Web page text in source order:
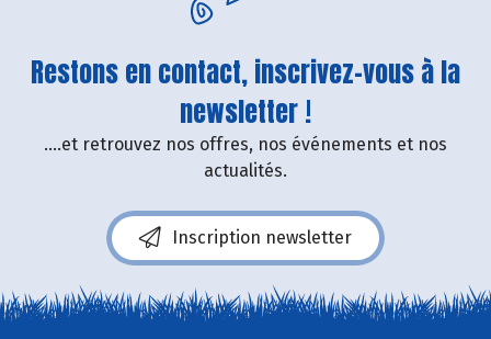
Restons en contact, inscrivez-vous à la
newsletter !
....et retrouvez nos offres, nos événements et nos
actualités.
Inscription newsletter